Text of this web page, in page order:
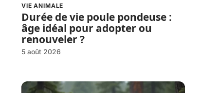
VIE ANIMALE
Durée de vie poule pondeuse :
âge idéal pour adopter ou
renouveler ?
5 août 2026